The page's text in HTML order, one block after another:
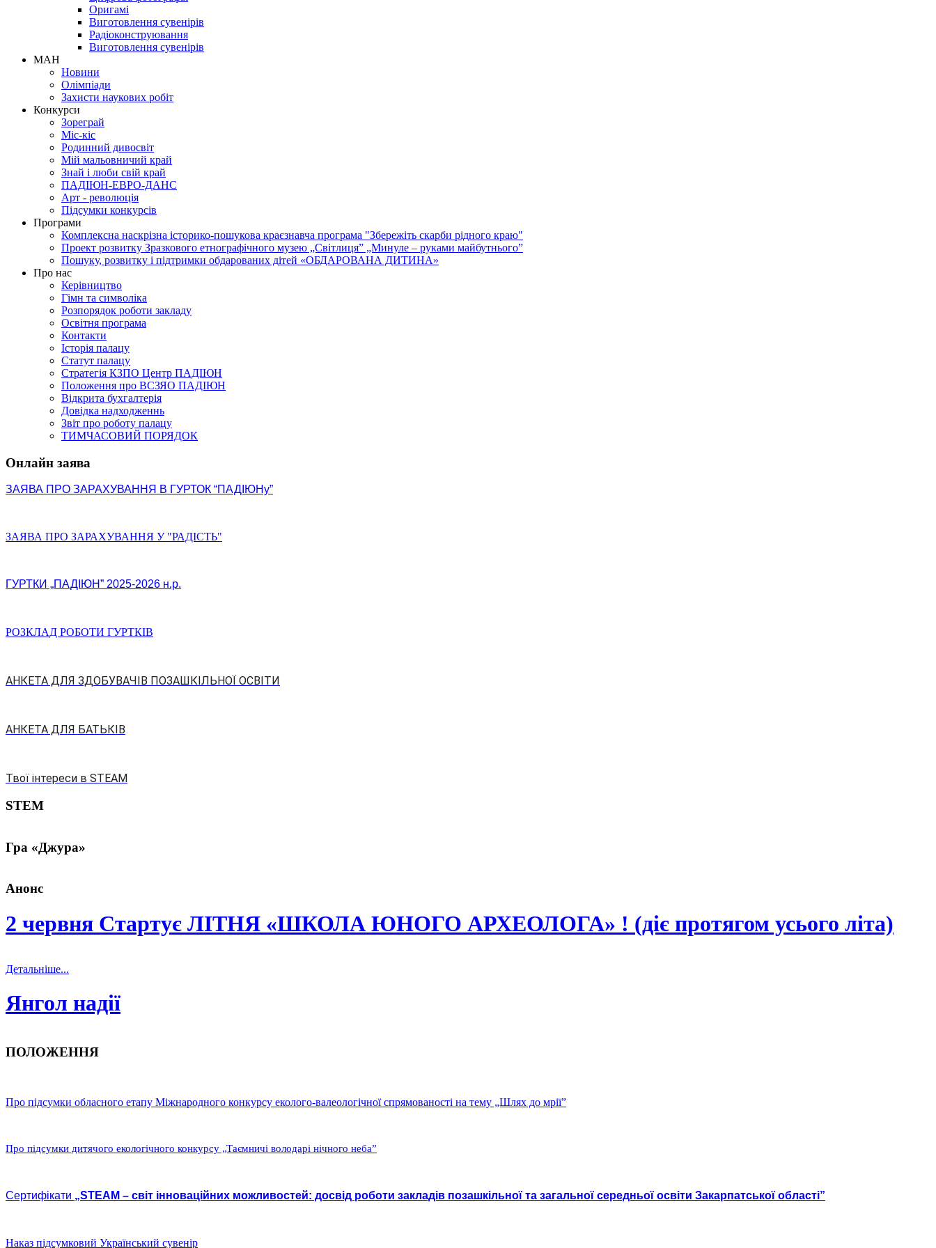
Оригамі
Виготовлення сувенірів
Радіоконструювання
Виготовлення сувенірів
МАН
Новини
Олімпіади
Захисти наукових робіт
Конкурси
Зореграй
Міс-кіс
Родинний дивосвіт
Мій мальовничий край
Знай і люби свій край
ПАДІЮН-ЕВРО-ДАНС
Арт - революція
Підсумки конкурсів
Програми
Комплексна наскрізна історико-пошукова краєзнавча програма "Збережіть скарби рідного краю"
Проект розвитку Зразкового етнографічного музею „Світлиця” „Минуле – руками майбутнього”
Пошуку, розвитку і підтримки обдарованих дітей «ОБДАРОВАНА ДИТИНА»
Про нас
Керівництво
Гімн та символіка
Розпорядок роботи закладу
Освітня програма
Контакти
Історія палацу
Статут палацу
Стратегія КЗПО Центр ПАДІЮН
Положення про ВСЗЯО ПАДІЮН
Відкрита бухгалтерія
Довідка надходженнь
Звіт про роботу палацу
ТИМЧАСОВИЙ ПОРЯДОК
Онлайн заява
ЗАЯВА ПРО ЗАРАХУВАННЯ В ГУРТОК “ПАДІЮНу”
ЗАЯВА ПРО ЗАРАХУВАННЯ У "РАДІСТЬ"
ГУРТКИ „ПАДІЮН” 2025-2026 н.р.
РОЗКЛАД РОБОТИ ГУРТКІВ
АНКЕТА ДЛЯ ЗДОБУВАЧІВ ПОЗАШКІЛЬНОЇ ОСВІТИ
АНКЕТА ДЛЯ БАТЬКІВ
Твої інтереси в STEAM
STEM
Гра «Джура»
Анонс
2 червня Стартує ЛІТНЯ «ШКОЛА ЮНОГО АРХЕОЛОГА» ! (діє протягом усього літа)
Детальніше...
Янгол надії
ПОЛОЖЕННЯ
Про підсумки обласного етапу Міжнародного конкурсу еколого-валеологічної спрямованості на тему „Шлях до мрії”
Про підсумки дитячого екологічного конкурсу „Таємничі володарі нічного неба”
Сертифікати „STEAM – світ інноваційних можливостей: досвід роботи закладів позашкільної та загальної середньої освіти Закарпатської області”
Наказ підсумковий Український сувенір